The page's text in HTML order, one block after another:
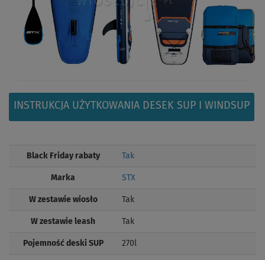
INSTRUKCJA UŻYTKOWANIA DESEK SUP I WINDSUP
Black Friday rabaty Tak
Marka STX
W zestawie wiosło Tak
W zestawie leash Tak
Pojemność deski SUP 270l